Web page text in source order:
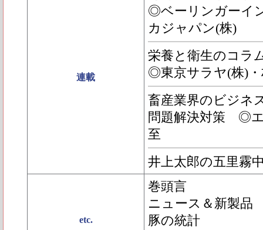
連載
◎ベーリンガーイ
カジャパン(株)
栄養と衛生のコラ
◎東京サラヤ(株)
畜産業界のビジネ
問題解決対策 ◎
至
井上太郎の五里
etc.
巻頭言
ニュース＆新製品
豚の統計